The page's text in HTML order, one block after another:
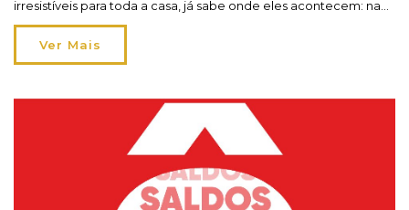
irresistíveis para toda a casa, já sabe onde eles acontecem: na
hôma! Sim, são descontos de perder a cabeça, até -70%, e com
uma enorme diversidade de artigos que chegam a todos os
espaços da casa. É caso para […]
Ver Mais